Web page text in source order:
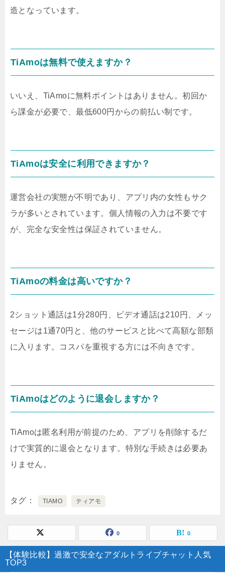
造となっています。
TiAmoは無料で使えますか？
いいえ、TiAmoに無料ポイントはありません。初回か
ら課金が必要で、最低600円からの前払い制です。
TiAmoは安全に利用できますか？
運営会社の実態が不明であり、アプリ内の女性もサク
ラが多いとされています。個人情報の入力は不要です
が、完全な安全性は保証されていません。
TiAmoの料金は高いですか？
2ショット通話は1分280円、ビデオ通話は210円、メッ
セージは1通70円と、他のサービスと比べて高額な部類
に入ります。コスパを重視する方には不向きです。
TiAmoはどのように退会しますか？
TiAmoは匿名利用が前提のため、アプリを削除するだ
けで実質的に退会となります。特別な手続きは必要あ
りません。
タグ TIAMO ティアモ
0 0
【体験比較】過激で安全なアダルトライブチャット人気
TOP3